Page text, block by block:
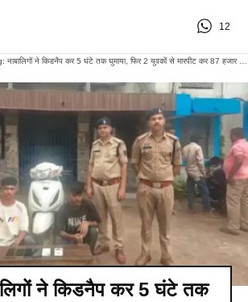
12
ने किडनैप कर 5 घंटे तक